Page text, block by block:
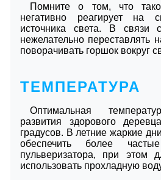
Помните о том, что
негативно реагирует на
источника света. В связи
нежелательно переставлять
поворачивать горшок вокруг
ТЕМПЕРАТУРА
Оптимальная
развития здорового
градусов. В летние жаркие
обеспечить более
пульверизатора, при этом
использовать прохладную